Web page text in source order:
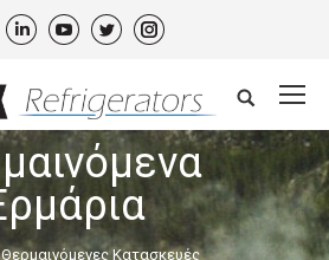
LinkedinYouTube
TwitterInstagram
Search:
Θερμαινόμενες Κατασκευές